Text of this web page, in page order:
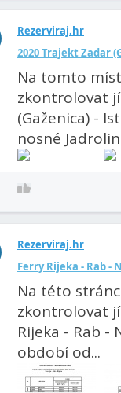
Rezerviraj.hr
2020 Trajekt Zadar
Na tomto
zkontrolovat
(Gaženica) -
nosné
Rezerviraj.hr
Ferry Rijeka - Rab -
Na této
zkontrolovat
Rijeka - Rab -
období od...